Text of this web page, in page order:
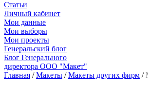
Статьи
Личный кабинет
Мои данные
Мои выборы
Мои проекты
Генеральский блог
Блог Генерального
директора ООО "Макет"
Главная /Макеты /Макеты других фирм /